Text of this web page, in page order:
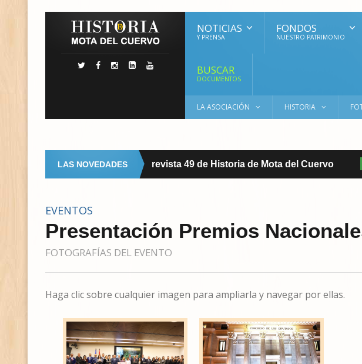
NOTICIAS
Y PRENSA
FONDOS
NUESTRO PATRIMONIO
BUSCAR
DOCUMENTOS
LA ASOCIACIÓN HISTORIA
LAS NOVEDADES
Ya disponible la revista 49 de Historia de Mota del Cuervo
EVENTOS
Presentación Premios
FOTOGRAFÍAS DEL EVENTO
Haga clic sobre cualquier imagen para ampliarla y navegar por ellas.